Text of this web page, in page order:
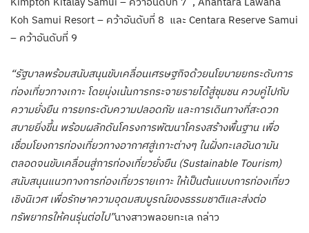
Koh Samui Resort – คว้าอันดับที่ 8 และ Centara Reserve Samui
– คว้าอันดับที่ 9
“รัฐบาลพร้อมสนับสนุนขับเคลื่อนเศรษฐกิจด้วยนโยบายยกระดับการ
ท่องเที่ยวทางเกาะ โดยมุ่งเน้นการกระจายรายได้สู่ชุมชน ควบคู่ไปกับ
ความยั่งยืน การยกระดับความปลอดภัย และการเดินทางที่สะดวก
สบายยิ่งขึ้น พร้อมผลักดันโครงการพัฒนาโครงสร้างพื้นฐาน เพื่อ
เชื่อมโยงการท่องเที่ยวทางอากาศสู่เกาะต่างๆ ในฝั่งทะเลอันดามัน
ตลอดจนขับเคลื่อนสู่การท่องเที่ยวยั่งยืน (Sustainable Tourism)
สนับสนุนแนวทางการท่องเที่ยวรายเกาะ ให้เป็นต้นแบบการท่องเที่ยว
เชิงนิเวศ เพื่อรักษาความอุดมสมบูรณ์ของธรรมชาติและส่งต่อ
ทรัพยากรให้คนรุ่นต่อไป”นางสาวพลอยทะเล กล่าว